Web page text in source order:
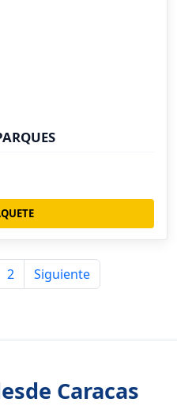
2 Siguiente
Caracas